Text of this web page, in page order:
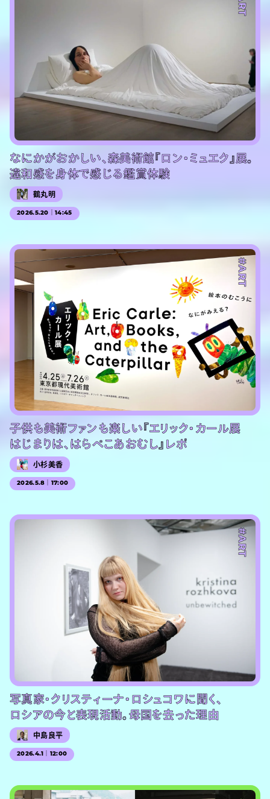
なにかがおかしい、森美術館『ロン・ミュエク』展。
違和感を身体で感じる鑑賞体験
鶴丸明
2026.5.20｜14:45
#ART
子供も美術ファンも楽しい『エリック・カール展
はじまりは、はらぺこあおむし』レポ
小杉美香
2026.5.8｜17:00
#ART
写真家・クリスティーナ・ロシュコワに聞く、
ロシアの今と表現活動。母国を去った理由
中島良平
2026.4.1｜12:00
#PR